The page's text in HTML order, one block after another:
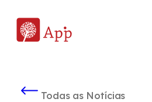
Todas as Notícias